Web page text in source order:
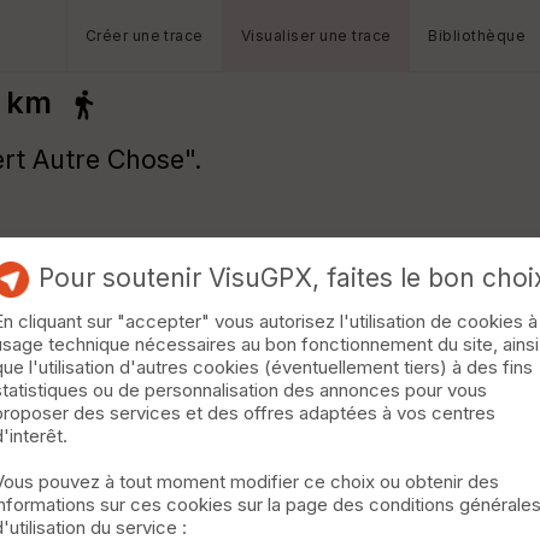
Créer une trace Visualiser une trace Bibliothèque
Autre Chose".
Pour soutenir VisuGPX, faites le bon
cliquant sur "accepter" vous autorisez l'utilisation de cookies à
technique nécessaires au bon fonctionnement du site, ainsi
l'utilisation d'autres cookies (éventuellement tiers) à des fins
ou de personnalisation des annonces pour vous
des services et des offres adaptées à vos centres
pouvez à tout moment modifier ce choix ou obtenir des
sur ces cookies sur la page des conditions générales
du service :